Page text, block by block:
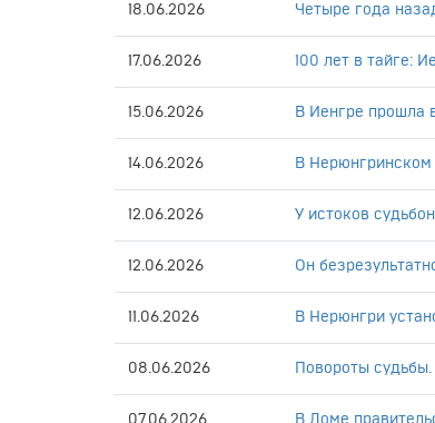
18.06.2026 Четыре года
17.06.2026 100 лет в тайге:
15.06.2026 В Иенгре прошла
14.06.2026 В Нерюнгринском
12.06.2026 У истоков
12.06.2026 Он
11.06.2026 В Нерюнгри
08.06.2026 Повороты
07.06.2026 В Доме